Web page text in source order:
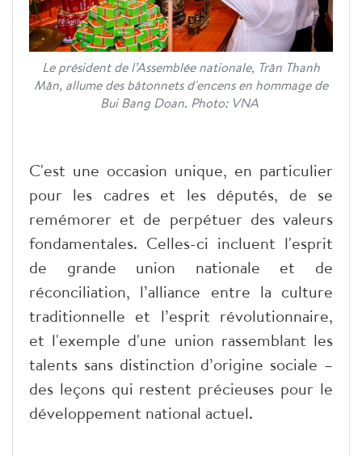
Le président de l’Assemblée nationale, Trân Thanh
Mân, allume des bâtonnets d'encens en hommage de
Bui Bang Doan. Photo: VNA
C'est une occasion unique, en particulier
pour les cadres et les députés, de se
remémorer et de perpétuer des valeurs
fondamentales. Celles-ci incluent l'esprit
de grande union nationale et de
réconciliation, l’alliance entre la culture
traditionnelle et l’esprit révolutionnaire,
et l'exemple d'une union rassemblant les
talents sans distinction d’origine sociale –
des leçons qui restent précieuses pour le
développement national actuel.